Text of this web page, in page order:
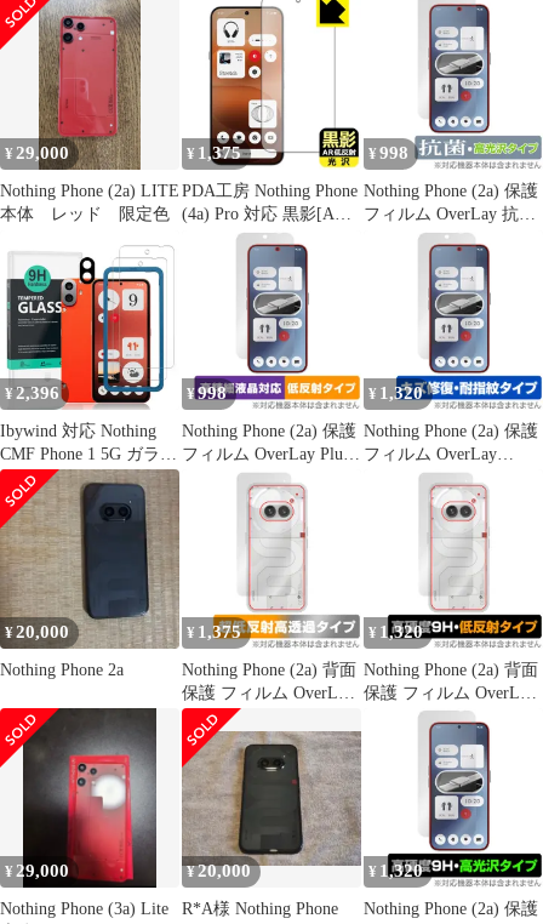
マホ用保護フィルム 液
晶保護 指紋がつきにく
い 指紋防止 高光沢
硬度 アンチグレア 反射
¥29,000
Nothing Phone (2a) LITE
本体 レッド 限定色
¥ 1,375
PDA工房 Nothing Phone
(4a) Pro 対応 黒影[AR
低反射・光沢] 保護 フ
¥ 998
Nothing Phone (2a) 保護
フィルム OverLay 抗菌
Brilliant ナッシング ス
Hydro Ag+ 抗菌 抗ウイ
ルス 高光沢
¥ 2,396
Ibywind 対応 Nothing
CMF Phone 1 5G ガラス
フィルム 2 枚保護フィ
ルム ガイド枠付き レン
ズカバー（1枚）すり傷
防止耐衝撃硬度 9H強化
ガラスフィルム【滑ら
かな手触り】【気泡ゼ
ロ】【指紋認証対応 超
簡単貼り付け】
¥998
Nothing Phone (2a) 保護
フィルム OverLay Plus
Lite ナッシング スマホ
用保護フィルム 液晶保
護 高精細液晶対応 アン
チグレア 反射防止
¥ 1,320
Nothing Phone (2a) 保護
フィルム OverLay
Magic ナッシング スマ
ホ用保護フィルム 液晶
保護 傷修復 耐指紋 指
紋防止 コーティング
¥20,000
Nothing Phone 2a
¥ 1,375
Nothing Phone (2a) 背面
保護 フィルム OverLay
Plus Premium ナッシン
グ スマホ用保護フィル
ム 本体保護 さらさら手
触り 低反射素材
¥ 1,320
Nothing Phone (2a) 背面
保護 フィルム OverLay
9H Plus ナッシング ス
高硬度 さらさら手触り
反射防止
¥ 29,000
Nothing Phone (3a) Lite
¥20,000
R*A様 Nothing Phone
¥ 1,320
Nothing Phone (2a) 保護